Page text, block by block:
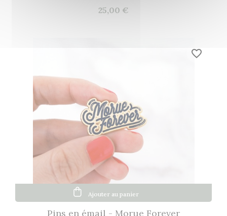
25,00 €
Pins en émail - Morue Forever
Ajouter au panier
favorite_border